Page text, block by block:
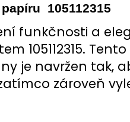
105112315
funkčnosti a
105112315.
je navržen tak,
zároveň